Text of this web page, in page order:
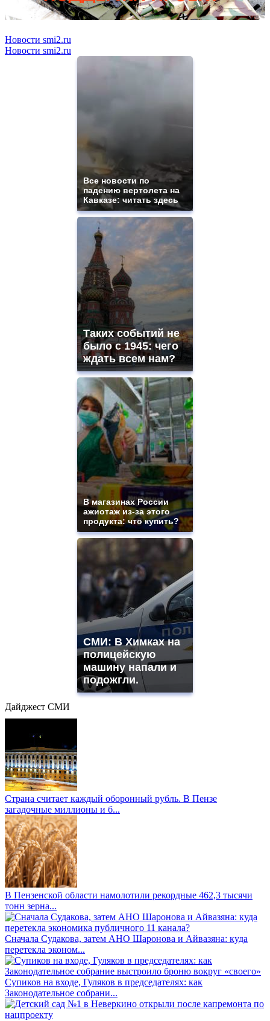
Новости smi2.ru
Новости smi2.ru
Все новости по
падению вертолета на
Кавказе: читать здесь
Таких событий не
было с 1945: чего
ждать всем нам?
В магазинах России
ажиотаж из-за этого
продукта: что купить?
СМИ: В Химках на
полицейскую
машину напали и
подожгли.
Дайджест СМИ
Страна считает каждый оборонный рубль. В Пензе
загадочные миллионы и б...
В Пензенской области намолотили рекордные 462,3 тысячи
тонн зерна...
Сначала Судакова, затем АНО Шаронова и Айвазяна: куда
перетекла эконом...
Супиков на входе, Гуляков в председателях: как
Законодательное собрани...